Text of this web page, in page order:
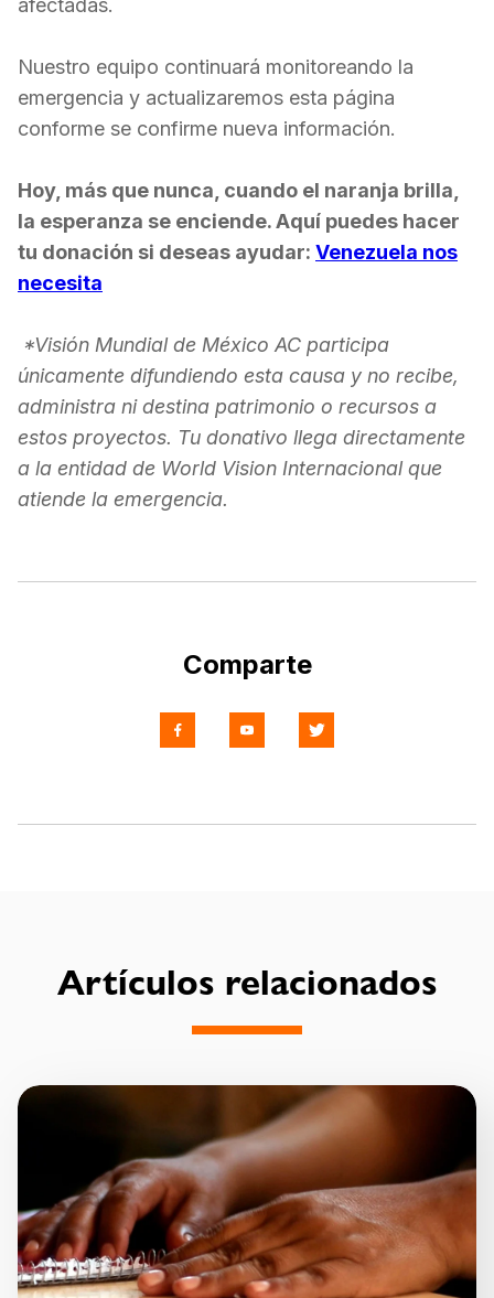
afectadas.
Nuestro equipo continuará monitoreando la
emergencia y actualizaremos esta página
conforme se confirme nueva información.
Hoy, más que nunca, cuando el naranja brilla,
la esperanza se enciende. Aquí puedes hacer
tu donación si deseas ayudar: Venezuela nos
necesita
*Visión Mundial de México AC participa
únicamente difundiendo esta causa y no recibe,
administra ni destina patrimonio o recursos a
estos proyectos. Tu donativo llega directamente
a la entidad de World Vision Internacional que
atiende la emergencia.
Comparte
Artículos relacionados